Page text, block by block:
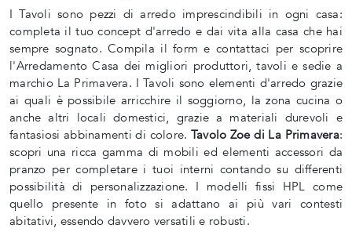
I Tavoli sono pezzi di arredo imprescindibili in ogni casa:
completa il tuo concept d'arredo e dai vita alla casa che hai
sempre sognato. Compila il form e contattaci per scoprire
l'Arredamento Casa dei migliori produttori, tavoli e sedie a
marchio La Primavera. I Tavoli sono elementi d'arredo grazie
ai quali è possibile arricchire il soggiorno, la zona cucina o
anche altri locali domestici, grazie a materiali durevoli e
fantasiosi abbinamenti di colore. Tavolo Zoe di La Primavera:
scopri una ricca gamma di mobili ed elementi accessori da
pranzo per completare i tuoi interni contando su differenti
possibilità di personalizzazione. I modelli fissi HPL come
quello presente in foto si adattano ai più vari contesti
abitativi, essendo davvero versatili e robusti.